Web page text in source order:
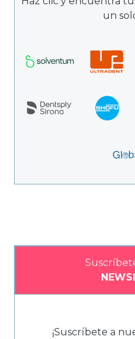
un
¡Suscríbete a